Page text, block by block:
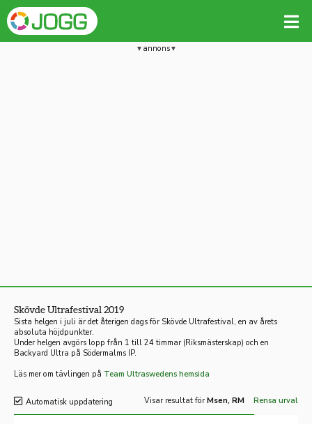
annons
Skövde Ultrafestival 2019
Sista helgen i juli är det återigen dags för Skövde Ultrafestival, en av årets
absoluta höjdpunkter.
Under helgen avgörs lopp från 1 till 24 timmar (Riksmästerskap) och en
Backyard Ultra på Södermalms IP.
Läs mer om tävlingen på Team Ultraswedens hemsida
Automatisk uppdatering Visar resultat för Msen, RM Rensa urval